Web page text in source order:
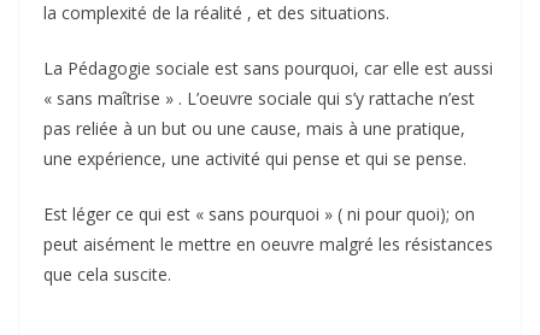
la complexité de la réalité , et des situations.
La Pédagogie sociale est sans pourquoi, car elle est aussi
« sans maîtrise » . L’oeuvre sociale qui s’y rattache n’est
pas reliée à un but ou une cause, mais à une pratique,
une expérience, une activité qui pense et qui se pense.
Est léger ce qui est « sans pourquoi » ( ni pour quoi); on
peut aisément le mettre en oeuvre malgré les résistances
que cela suscite.